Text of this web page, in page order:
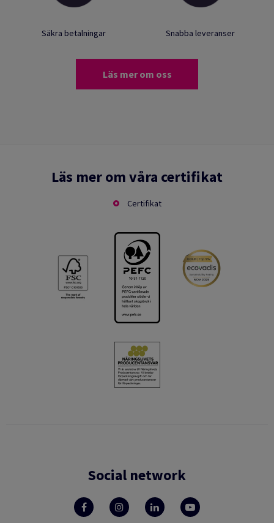
Säkra betalningar Snabba leveranser
Läs mer om oss
Läs mer om våra certifikat
Certifikat
Social network